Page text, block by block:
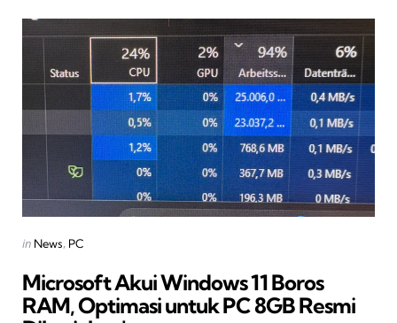
Categories
Posted
in News PC
Microsoft Akui Windows 11 Boros
RAM, Optimasi untuk PC 8GB Resmi